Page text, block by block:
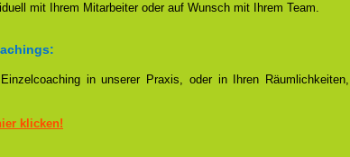
mit Ihrem Mitarbeiter oder auf Wunsch mit Ihrem Team.
in unserer Praxis, oder in Ihren Räumlichkeiten,
klicken!